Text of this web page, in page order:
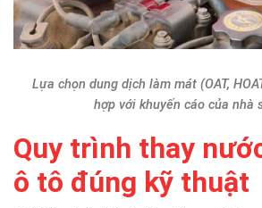
Lựa chọn dung dịch làm mát (OAT,
hợp với khuyến cáo của nhà
Quy trình thay
ô tô đúng kỹ thuật